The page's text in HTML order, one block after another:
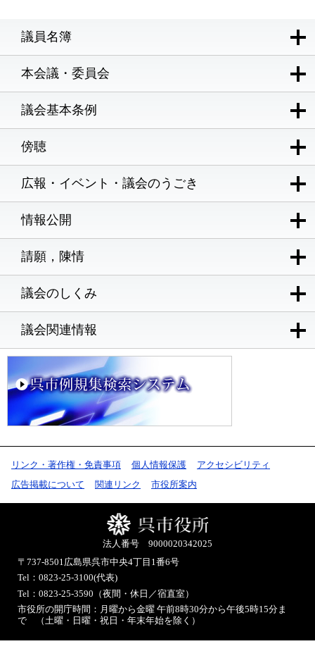
議員名簿
本会議・委員会
議会基本条例
傍聴
広報・イベント・議会のうごき
情報公開
請願，陳情
議会のしくみ
議会関連情報
リンク・著作権・免責事項 個人情報保護
アクセシビリティ
広告掲載について
関連リンク 市役所案内
法人番号 9000020342025
〒737-8501広島県呉市中央4丁目1番6号
Tel：0823-25-3100(代表)
Tel：0823-25-3590（夜間・休日／宿直室）
市役所の開庁時間：月曜から金曜 午前8時30分から午後5時15分ま
で （土曜・日曜・祝日・年末年始を除く）